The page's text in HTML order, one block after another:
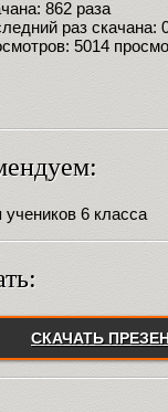
862 раза
раз скачана:
5014
учеников 6 класса
СКАЧАТЬ